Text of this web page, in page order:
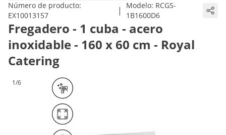
Número de producto:
EX10013157
| Modelo: RCGS-
1B1600D6
Fregadero - 1 cuba - acero
inoxidable - 160 x 60 cm - Royal
Catering
1/6